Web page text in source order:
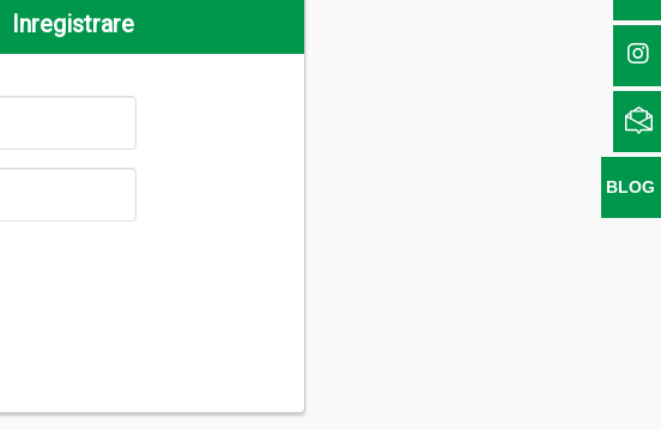
Inregistrare
BLOG